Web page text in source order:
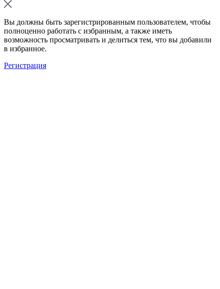
Вы должны быть зарегистрированным пользователем, чтобы
полноценно работать с избранным, а также иметь
возможность просматривать и делиться тем, что вы добавили
в избранное.
Регистрация